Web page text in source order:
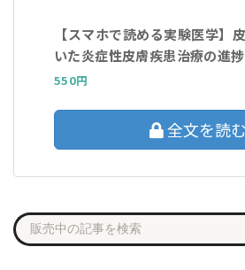
【スマホで読める実験医学】
いた炎症性皮膚疾患治療の進捗
550円
全文を読む